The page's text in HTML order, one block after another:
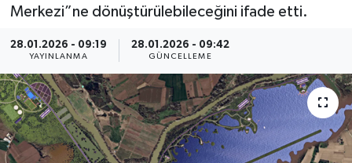
Merkezi”ne dönüştürülebileceğini ifade etti.
28.01.2026 - 09:19
YAYINLANMA
28.01.2026 - 09:42
GÜNCELLEME